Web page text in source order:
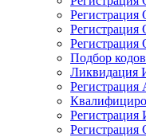
Подбор
Ликвидация
Регистрация